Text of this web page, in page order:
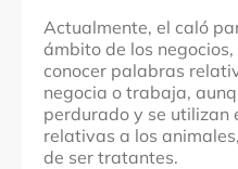
Actualmente, el caló
ámbito de los
conocer palabras
negocia o trabaja,
perdurado y se utilizan
relativas a los
de ser tratantes.